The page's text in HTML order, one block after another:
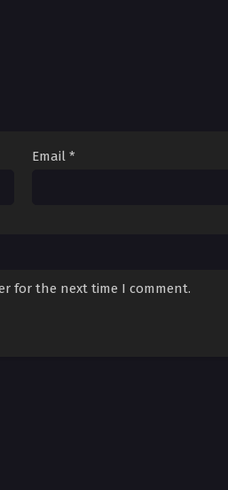
Email *
for the next time I comment.